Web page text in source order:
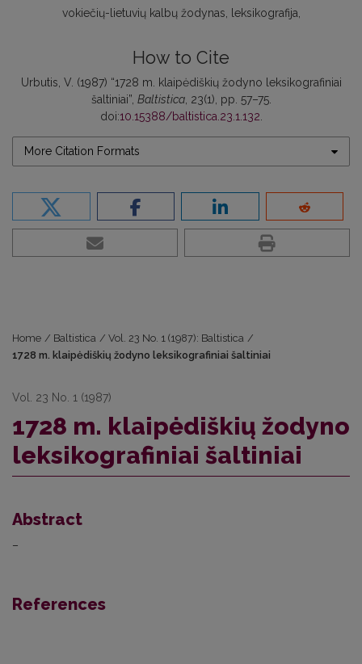
vokiečių-lietuvių kalbų žodynas leksikografija
How to Cite
Urbutis, V. (1987) “1728 m. klaipėdiškių žodyno leksikografiniai
šaltiniai”, Baltistica, 23(1), pp. 57–75.
doi:10.15388/baltistica.23.1.132
More Citation Formats
Home / Baltistica / Vol. 23 No. 1 (1987): Baltistica /
1728 m. klaipėdiškių žodyno leksikografiniai šaltiniai
Vol. 23 No. 1 (1987)
1728 m. klaipėdiškių žodyno
leksikografiniai šaltiniai
Abstract
–
References